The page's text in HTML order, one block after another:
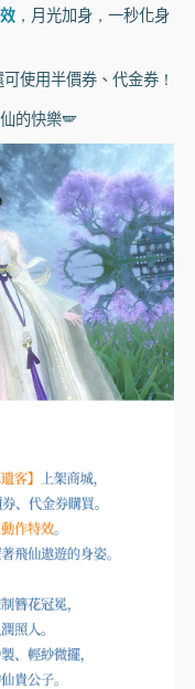
，月光加身，一秒化身
使用半價券、代金券！
的快樂🪽